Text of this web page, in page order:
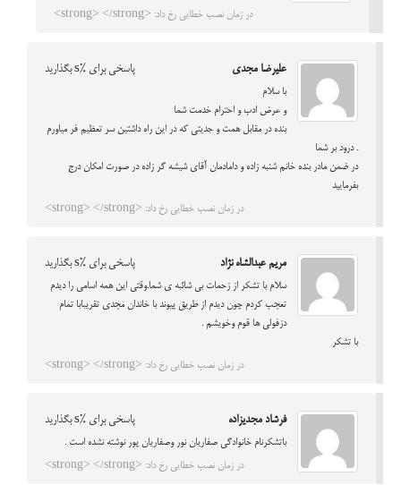
در زمان نصب خطایی رخ داد: <strong> </strong>
عليرضا مجدي پاسخی برای %s بگذارید
با سلام
و عرض ادب و احترام خدمت شما
بنده در مقابل همت و جديتي كه در اين راه داشتين سر تعظيم فر مياورم
. درود بر شما
در ضمن مادر بنده خانم شنبه زاده و دامادمان آقاي شيشه گر زاده در صورت امكان درج
بفرماييد
در زمان نصب خطایی رخ داد: <strong> </strong>
مریم عبدالشاه نژاد پاسخی برای %s بگذارید
سلام با تشکر از زحمات بی شائبه ی شما.وقتی این همه اسامی را دیدم
تعجب کردم چون دیدم از طریق پیوند با خاندان مجدی تقریبابا تمام
دزفولی ها قوم وخویشم .
با تشکر
در زمان نصب خطایی رخ داد: <strong> </strong>
فرشاد مجدیزاده پاسخی برای %s بگذارید
باتشکرنام خانوادگی صفاریان نور وصفاریان پور نوشته نشده است .
در زمان نصب خطایی رخ داد: <strong> </strong>